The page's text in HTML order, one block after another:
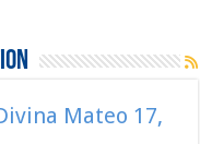
Mateo 17,